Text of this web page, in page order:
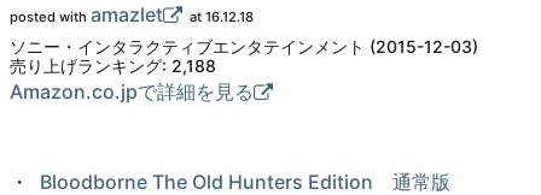
posted with amazlet at 16.12.18
ソニー・インタラクティブエンタテインメント (2015-12-03)
売り上げランキング: 2,188
Amazon.co.jpで詳細を見る
Bloodborne The Old Hunters Edition 通常版